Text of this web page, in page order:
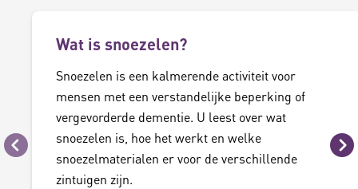
Vorige
Wat is snoezelen?
Snoezelen is een kalmerende activiteit voor
mensen met een verstandelijke beperking of
vergevorderde dementie. U leest over wat
snoezelen is, hoe het werkt en welke
snoezelmaterialen er voor de verschillende
zintuigen zijn.